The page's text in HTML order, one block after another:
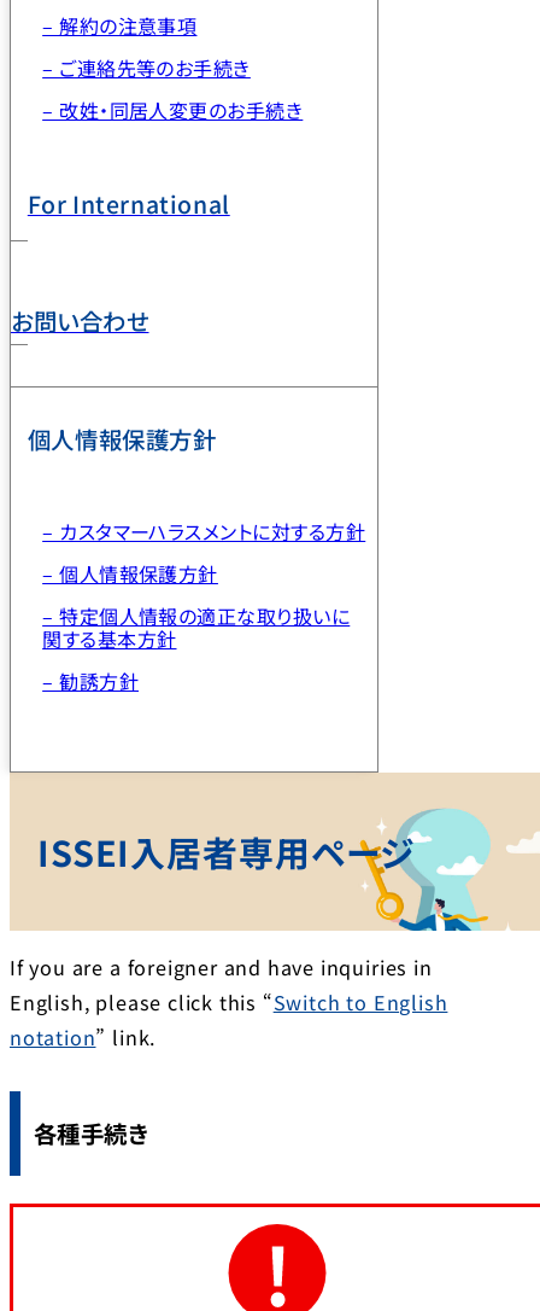
– 解約の注意事項
– ご連絡先等のお手続き
– 改姓・同居人変更のお手続き
For International
お問い合わせ
個人情報保護方針
– カスタマーハラスメントに対する方針
– 個人情報保護方針
– 特定個人情報の適正な取り扱いに
関する基本方針
– 勧誘方針
ISSEI入居者専用ページ
If you are a foreigner and have inquiries in
English, please click this “Switch to English
notation” link.
各種手続き